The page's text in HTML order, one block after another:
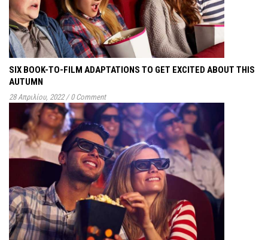
SIX BOOK-TO-FILM ADAPTATIONS TO GET EXCITED ABOUT THIS
AUTUMN
28 Απριλίου, 2022 / 0 Comment